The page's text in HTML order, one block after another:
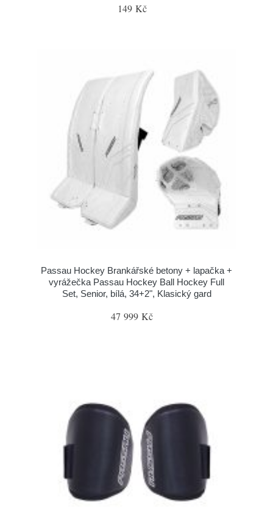
149 Kč
Passau Hockey Brankářské betony + lapačka +
vyrážečka Passau Hockey Ball Hockey Full
Set, Senior, bílá, 34+2", Klasický gard
47 999 Kč